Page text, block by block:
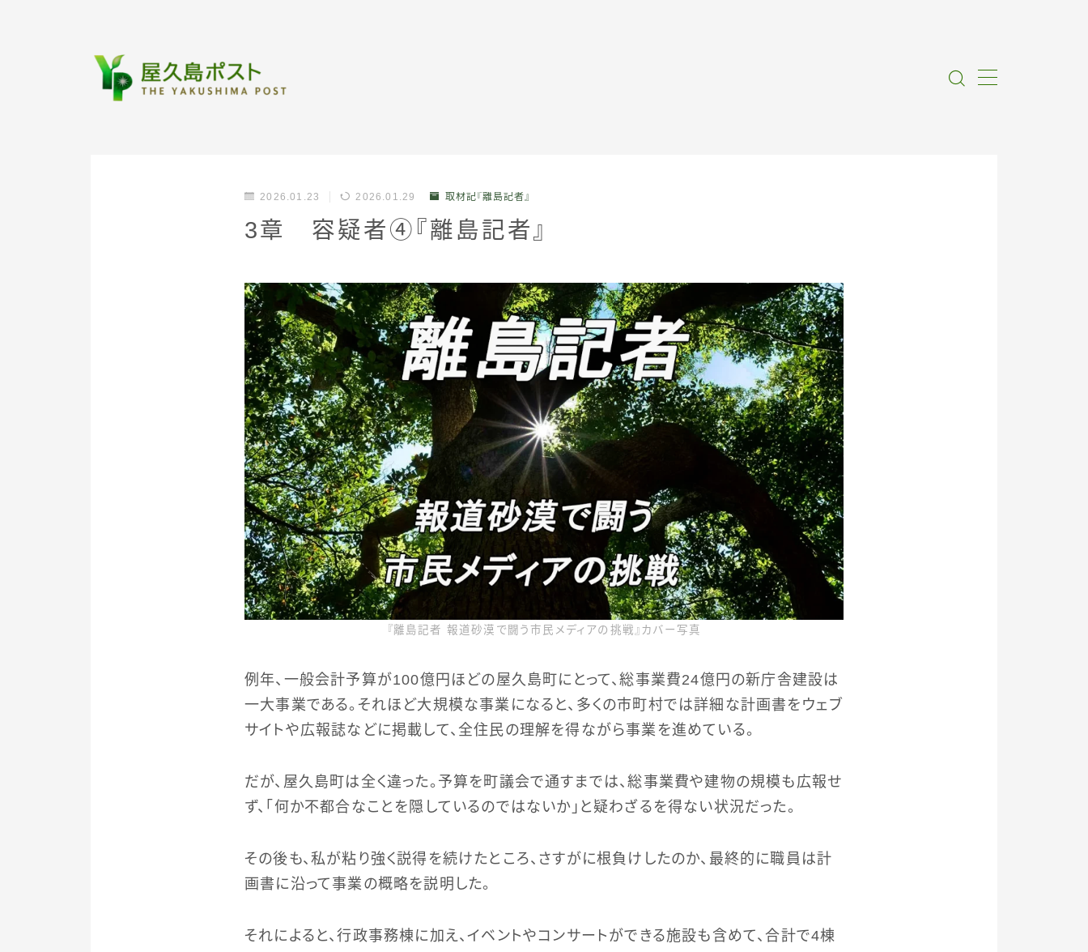
私たちについて
情報提供
2026.01.23 2026.01.29 取材記『離島記者』
3章 容疑者④『離島記者』
『離島記者 報道砂漠で闘う市民メディアの挑戦』カバー写真
例年、一般会計予算が100億円ほどの屋久島町にとって、総事業費24億円の新庁舎建設は
一大事業である。それほど大規模な事業になると、多くの市町村では詳細な計画書をウェブ
サイトや広報誌などに掲載して、全住民の理解を得ながら事業を進めている。
だが、屋久島町は全く違った。予算を町議会で通すまでは、総事業費や建物の規模も広報せ
ず、「何か不都合なことを隠しているのではないか」と疑わざるを得ない状況だった。
その後も、私が粘り強く説得を続けたところ、さすがに根負けしたのか、最終的に職員は計
画書に沿って事業の概略を説明した。
それによると、行政事務棟に加え、イベントやコンサートができる施設も含めて、合計で4棟